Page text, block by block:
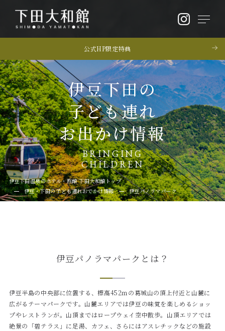
公式HP限定特典
伊豆下田の
子ども連れ
お出かけ情報
BRINGING
CHILDREN
伊豆下田温泉のホテル・旅館 下田大和館トップ
伊豆・下田の子ども連れおでかけ情報
伊豆パノラマパーク
伊豆パノラマパークとは？
伊豆半島の中央部に位置する、標高452ｍの葛城山の頂上付近と山麓に
広がるテーマパークです。山麓エリアでは伊豆の味覚を楽しめるショッ
プやレストランが。山頂まではロープウェイ空中散歩。山頂エリアでは
絶景の「碧テラス」に足湯、カフェ、さらにはアスレチックなどの施設